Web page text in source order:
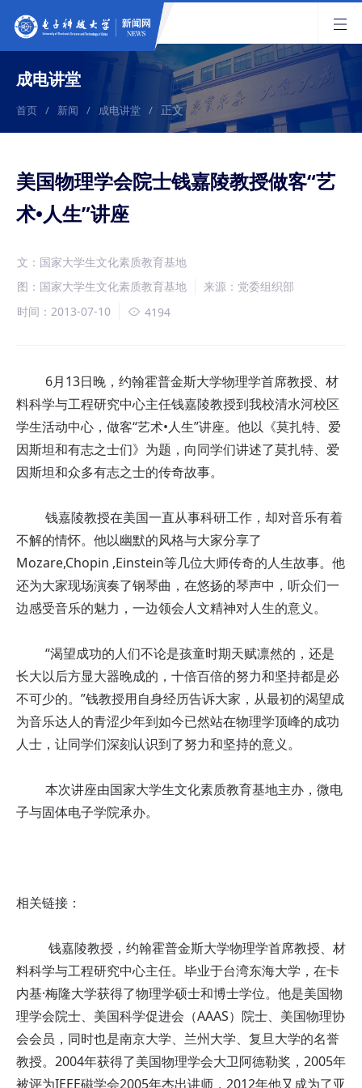
成电讲堂
首页 / 新闻 / 成电讲堂 / 正文
美国物理学会院士钱嘉陵教授做客“艺
术•人生”讲座
文：国家大学生文化素质教育基地
图：国家大学生文化素质教育基地
来源：党委组织部
时间：2013-07-10
4194
6月13日晚，约翰霍普金斯大学物理学首席教授、材
料科学与工程研究中心主任钱嘉陵教授到我校清水河校区
学生活动中心，做客“艺术•人生”讲座。他以《莫扎特、爱
因斯坦和有志之士们》为题，向同学们讲述了莫扎特、爱
因斯坦和众多有志之士的传奇故事。
钱嘉陵教授在美国一直从事科研工作，却对音乐有着
不解的情怀。他以幽默的风格与大家分享了
Mozare,Chopin ,Einstein等几位大师传奇的人生故事。他
还为大家现场演奏了钢琴曲，在悠扬的琴声中，听众们一
边感受音乐的魅力，一边领会人文精神对人生的意义。
“渴望成功的人们不论是孩童时期天赋凛然的，还是
长大以后方显大器晚成的，十倍百倍的努力和坚持都是必
不可少的。”钱教授用自身经历告诉大家，从最初的渴望成
为音乐达人的青涩少年到如今已然站在物理学顶峰的成功
人士，让同学们深刻认识到了努力和坚持的意义。
本次讲座由国家大学生文化素质教育基地主办，微电
子与固体电子学院承办。
相关链接：
钱嘉陵教授，约翰霍普金斯大学物理学首席教授、材
料科学与工程研究中心主任。毕业于台湾东海大学，在卡
内基·梅隆大学获得了物理学硕士和博士学位。他是美国物
理学会院士、美国科学促进会（AAAS）院士、美国物理协
会会员，同时也是南京大学、兰州大学、复旦大学的名誉
教授。2004年获得了美国物理学会大卫阿德勒奖，2005年
被评为IEEE磁学会2005年杰出讲师，2012年他又成为了亚